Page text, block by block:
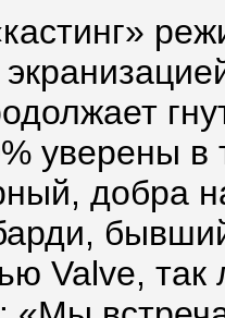
уверены
добра
Valve,